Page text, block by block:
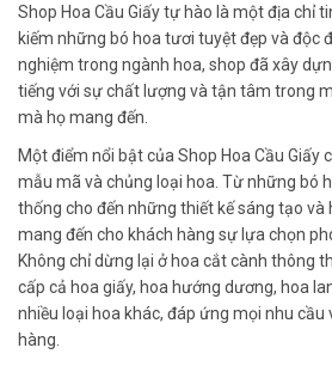
Shop Hoa Cầu Giấy tự hào là một địa chỉ
kiếm những bó hoa tươi tuyệt đẹp và độc
nghiệm trong ngành hoa, shop đã xây
tiếng với sự chất lượng và tận tâm trong
mà họ mang đến.
Một điểm nổi bật của Shop Hoa Cầu Giấy
mẫu mã và chủng loại hoa. Từ những bó
thống cho đến những thiết kế sáng tạo và
mang đến cho khách hàng sự lựa chọn
Không chỉ dừng lại ở hoa cắt cành thông
cấp cả hoa giấy, hoa hướng dương, hoa
nhiều loại hoa khác, đáp ứng mọi nhu cầu
hàng.